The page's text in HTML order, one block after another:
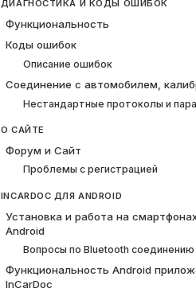
ДИАГНОСТИКА И КОДЫ ОШИБОК
Функциональность
Коды ошибок
Описание ошибок
Соединение с автомобилем,
Нестандартные протоколы и
О САЙТЕ
Форум и Сайт
Проблемы с регистрацией
INCARDOC ДЛЯ ANDROID
Установка и работа на
Android
Вопросы по Bluetooth соединению
Функциональность Android
InCarDoc